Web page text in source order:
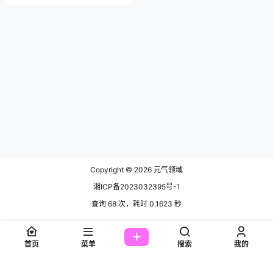
Copyright © 2026 元气领域
湘ICP备2023032395号-1
查询 68 次，耗时 0.1623 秒
首页 菜单 搜索 我的